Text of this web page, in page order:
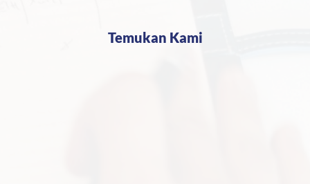
Temukan Kami